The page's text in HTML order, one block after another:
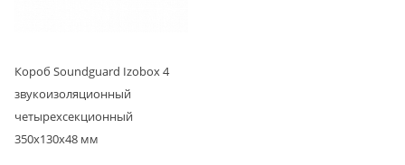
Короб Soundguard Izobox 4
звукоизоляционный
четырехсекционный
350x130x48 мм